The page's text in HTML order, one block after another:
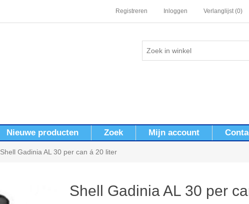
Registreren Inloggen Verlanglijst (0)
Nieuwe producten Zoek Mijn account
Shell Gadinia AL 30 per can á 20 liter
Shell Gadinia AL 30 per